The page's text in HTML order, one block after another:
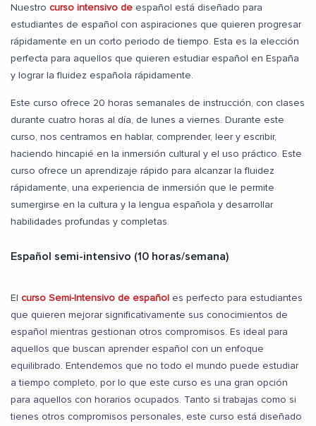
Nuestro curso intensivo de español está diseñado para
estudiantes de español con aspiraciones que quieren progresar
rápidamente en un corto periodo de tiempo. Esta es la elección
perfecta para aquellos que quieren estudiar español en España
y lograr la fluidez española rápidamente.
Este curso ofrece 20 horas semanales de instrucción, con clases
durante cuatro horas al día, de lunes a viernes. Durante este
curso, nos centramos en hablar, comprender, leer y escribir,
haciendo hincapié en la inmersión cultural y el uso práctico. Este
curso ofrece un aprendizaje rápido para alcanzar la fluidez
rápidamente, una experiencia de inmersión que le permite
sumergirse en la cultura y la lengua española y desarrollar
habilidades profundas y completas.
Español semi-intensivo (10 horas/semana)
El curso Semi-Intensivo de español es perfecto para estudiantes
que quieren mejorar significativamente sus conocimientos de
español mientras gestionan otros compromisos. Es ideal para
aquellos que buscan aprender español con un enfoque
equilibrado. Entendemos que no todo el mundo puede estudiar
a tiempo completo, por lo que este curso es una gran opción
para aquellos con horarios ocupados. Tanto si trabajas como si
tienes otros compromisos personales, este curso está diseñado